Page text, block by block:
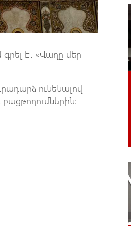
է․ «Վաղը մեր
ունենալով
բացթողումներին: